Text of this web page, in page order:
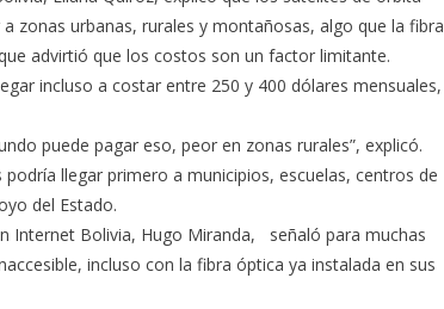
zonas urbanas, rurales y montañosas, algo que la fibra
advirtió que los costos son un factor limitante.
incluso a costar entre 250 y 400 dólares mensuales,
puede pagar eso, peor en zonas rurales”, explicó.
llegar primero a municipios, escuelas, centros de
del Estado.
Internet Bolivia, Hugo Miranda, señaló para muchas
incluso con la fibra óptica ya instalada en sus